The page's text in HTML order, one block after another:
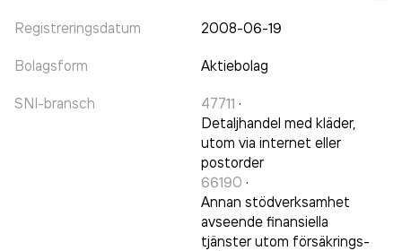
Registreringsdatum 2008-06-19
Bolagsform Aktiebolag
SNI-bransch 47711 ·
Detaljhandel med kläder,
utom via internet eller
postorder
66190 ·
Annan stödverksamhet
avseende finansiella
tjänster utom försäkrings-